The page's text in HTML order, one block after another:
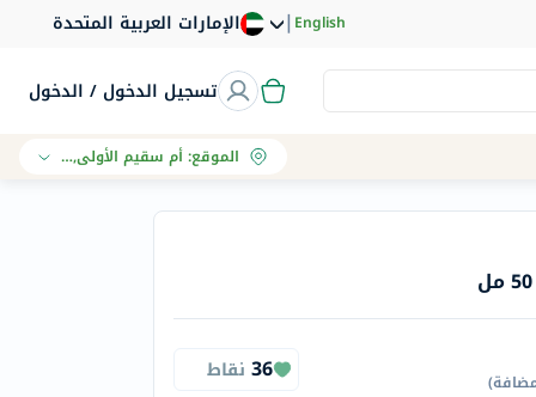
الإمارات العربية المتحدة |English
تسجيل الدخول / الدخول
الموقع:أم سقيم الأولى, دبي
)
36 نقاط